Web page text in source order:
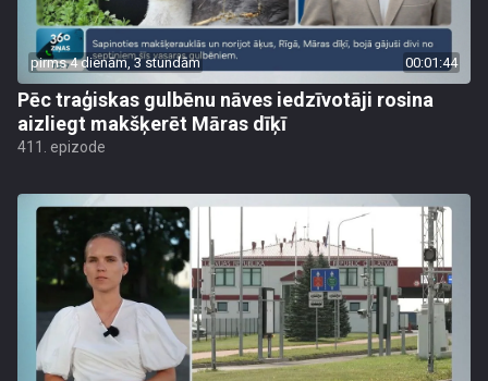
pirms 4 dienām, 3 stundām 00:01:44
Pēc traģiskas gulbēnu nāves iedzīvotāji rosina
aizliegt makšķerēt Māras dīķī
411. epizode